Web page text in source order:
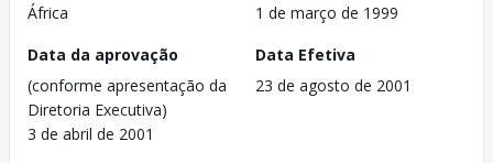
África
1 de março de 1999
Data da aprovação
(conforme apresentação da
Diretoria Executiva)
3 de abril de 2001
Data Efetiva
23 de agosto de 2001